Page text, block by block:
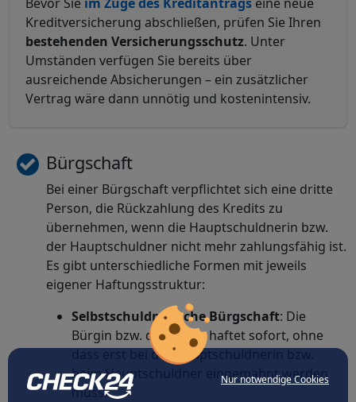
Nur notwendige Cookies
Kreditversicherung abschließen, prüfen Sie Ihren
bestehenden Versicherungsschutz. Unter
Umständen verfügen Sie bereits über
ausreichende Absicherungen – ein zusätzlicher
Vertrag wäre dann unnötig und kostenintensiv.
Bürgschaft
Bei einer Bürgschaft verpflichtet sich eine dritte
Person, die Rückzahlung des Kredits zu
übernehmen, wenn die Hauptschuldnerin bzw.
der Hauptschuldner nicht mehr zahlungsfähig ist.
Es gibt unterschiedliche Formen mit jeweils
eigener Haftungsstruktur:
Selbstschuldnerische Bürgschaft: Die
Bürgin bzw. der Bürge haftet sofort, ohne
dass erst bei der Hauptschuldnerin bzw.
beim Hauptschuldner eingemahnt werden
muss.